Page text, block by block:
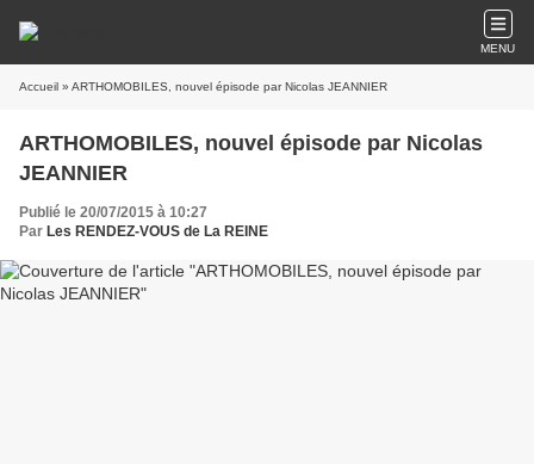
MENU
Accueil » ARTHOMOBILES, nouvel épisode par Nicolas JEANNIER
ARTHOMOBILES, nouvel épisode par Nicolas
JEANNIER
Publié le 20/07/2015 à 10:27
Par Les RENDEZ-VOUS de La REINE